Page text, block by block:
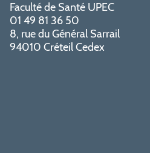
Faculté de Santé UPEC
01 49 81 36 50
8, rue du Général Sarrail
94010 Créteil Cedex